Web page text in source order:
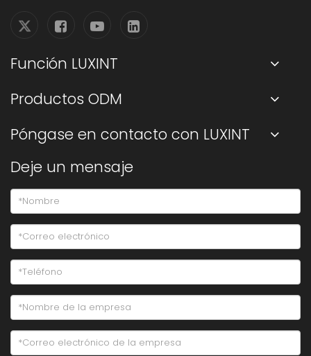
Función LUXINT
Productos ODM
Póngase en contacto con LUXINT
Deje un mensaje